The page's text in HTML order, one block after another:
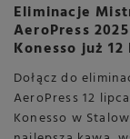
Eliminacje
AeroPress
Konesso już
Dołącz do
AeroPress 12
Konesso w